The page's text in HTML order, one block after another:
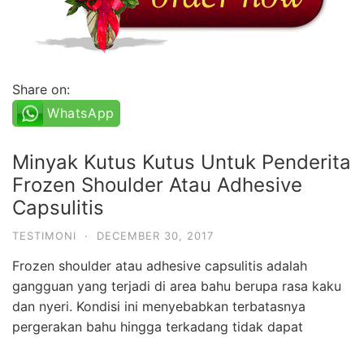
Share on:
WhatsApp
Minyak Kutus Kutus Untuk Penderita
Frozen Shoulder Atau Adhesive
Capsulitis
TESTIMONI · DECEMBER 30, 2017
Frozen shoulder atau adhesive capsulitis adalah
gangguan yang terjadi di area bahu berupa rasa kaku
dan nyeri. Kondisi ini menyebabkan terbatasnya
pergerakan bahu hingga terkadang tidak dapat